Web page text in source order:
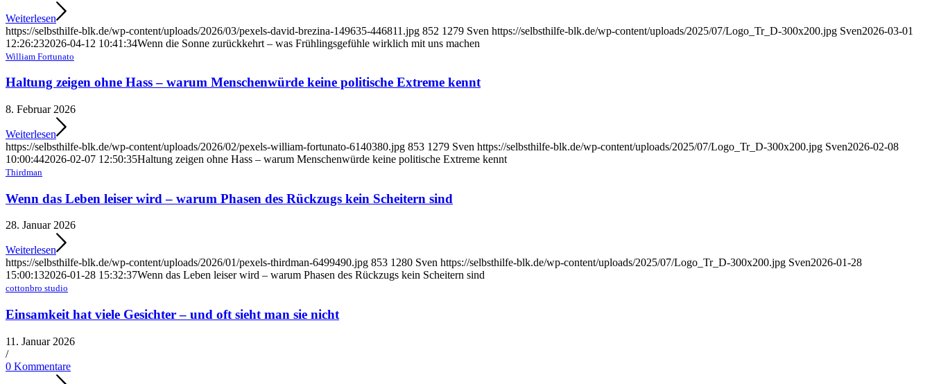
Weiterlesen
https://selbsthilfe-blk.de/wp-content/uploads/2026/03/pexels-david-brezina-149635-446811.jpg 852 1279 Sven https://selbsthilfe-blk.de/wp-content/uploads/2025/07/Logo_Tr_D-300x200.jpg Sven2026-03-01
12:26:232026-04-12 10:41:34Wenn die Sonne zurückkehrt – was Frühlingsgefühle wirklich mit uns machen
William Fortunato
Haltung zeigen ohne Hass – warum Menschenwürde keine politische Extreme kennt
8. Februar 2026
Weiterlesen
https://selbsthilfe-blk.de/wp-content/uploads/2026/02/pexels-william-fortunato-6140380.jpg 853 1279 Sven https://selbsthilfe-blk.de/wp-content/uploads/2025/07/Logo_Tr_D-300x200.jpg Sven2026-02-08
10:00:442026-02-07 12:50:35Haltung zeigen ohne Hass – warum Menschenwürde keine politische Extreme kennt
Thirdman
Wenn das Leben leiser wird – warum Phasen des Rückzugs kein Scheitern sind
28. Januar 2026
Weiterlesen
https://selbsthilfe-blk.de/wp-content/uploads/2026/01/pexels-thirdman-6499490.jpg 853 1280 Sven https://selbsthilfe-blk.de/wp-content/uploads/2025/07/Logo_Tr_D-300x200.jpg Sven2026-01-28
15:00:132026-01-28 15:32:37Wenn das Leben leiser wird – warum Phasen des Rückzugs kein Scheitern sind
cottonbro studio
Einsamkeit hat viele Gesichter – und oft sieht man sie nicht
11. Januar 2026
/
0 Kommentare